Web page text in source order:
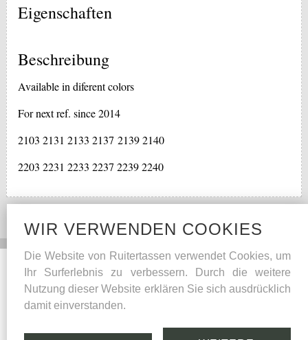
Eigenschaften
Beschreibung
Available in diferent colors
For next ref. since 2014
2103 2131 2133 2137 2139 2140
2203 2231 2233 2237 2239 2240
Social Media
Facebook
Andern
Pflegetips
WIR VERWENDEN COOKIES
Die Website von Ruitertassen verwendet Cookies, um
Ihr Surferlebnis zu verbessern. Durch die weitere
Nutzung dieser Website erklären Sie sich ausdrücklich
damit einverstanden.